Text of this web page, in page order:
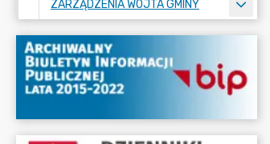
ZARZĄDZENIA WÓJTA GMINY